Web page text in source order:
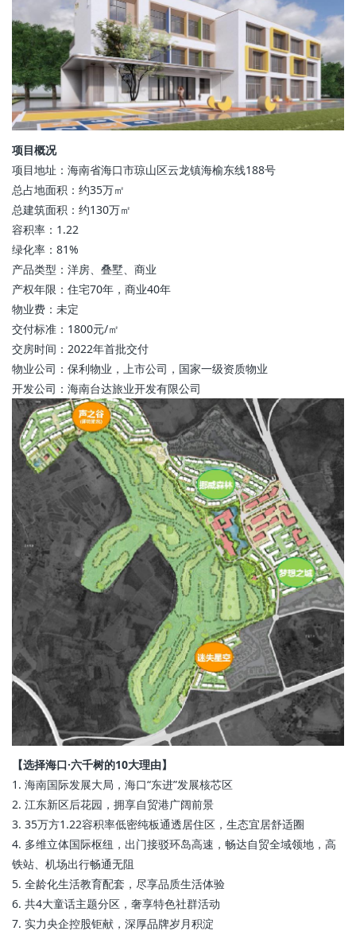
项目概况
项目地址：海南省海口市琼山区云龙镇海榆东线188号
总占地面积：约35万㎡
总建筑面积：约130万㎡
容积率：1.22
绿化率：81%
产品类型：洋房、叠墅、商业
产权年限：住宅70年，商业40年
物业费：未定
交付标准：1800元/㎡
交房时间：2022年首批交付
物业公司：保利物业，上市公司，国家一级资质物业
开发公司：海南台达旅业开发有限公司
【选择海口·六千树的10大理由】
1. 海南国际发展大局，海口“东进”发展核芯区
2. 江东新区后花园，拥享自贸港广阔前景
3. 35万方1.22容积率低密纯板通透居住区，生态宜居舒适圈
4. 多维立体国际枢纽，出门接驳环岛高速，畅达自贸全域领地，高
铁站、机场出行畅通无阻
5. 全龄化生活教育配套，尽享品质生活体验
6. 共4大童话主题分区，奢享特色社群活动
7. 实力央企控股钜献，深厚品牌岁月积淀